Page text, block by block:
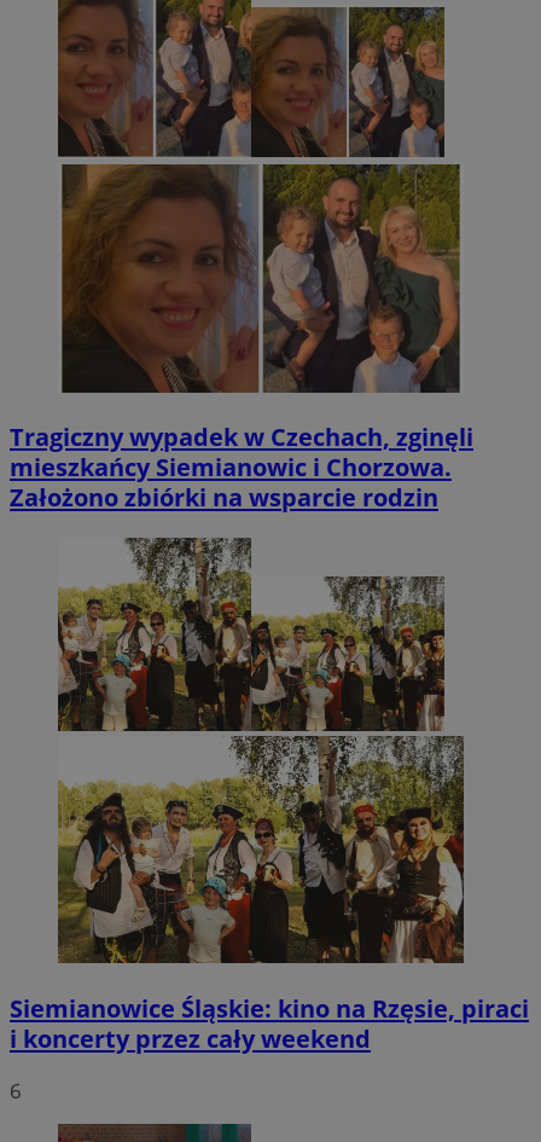
Tragiczny wypadek w Czechach, zginęli
mieszkańcy Siemianowic i Chorzowa.
Założono zbiórki na wsparcie rodzin
Siemianowice Śląskie: kino na Rzęsie, piraci
i koncerty przez cały weekend
6